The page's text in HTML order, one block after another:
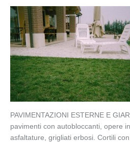
PAVIMENTAZIONI ESTERNE E
pavimenti con autobloccanti, opere
asfaltature, grigliati erbosi. Cortili